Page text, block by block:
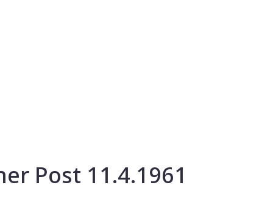
Post 11.4.1961